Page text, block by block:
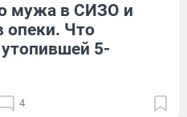
мужа в СИЗО и
опеки. Что
5-
4